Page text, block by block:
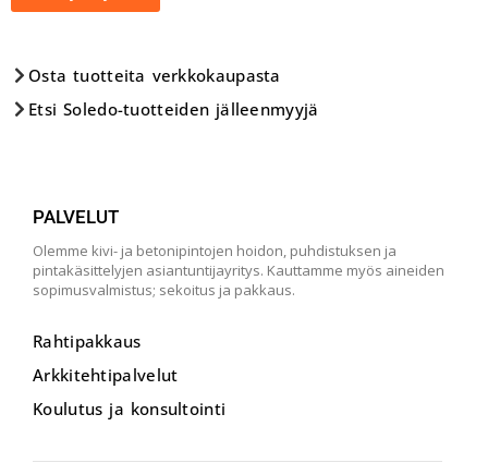
Osta tuotteita verkkokaupasta
Etsi Soledo-tuotteiden jälleenmyyjä
PALVELUT
Olemme kivi- ja betonipintojen hoidon, puhdistuksen ja
pintakäsittelyjen asiantuntijayritys. Kauttamme myös aineiden
sopimusvalmistus; sekoitus ja pakkaus.
Rahtipakkaus
Arkkitehtipalvelut
Koulutus ja konsultointi